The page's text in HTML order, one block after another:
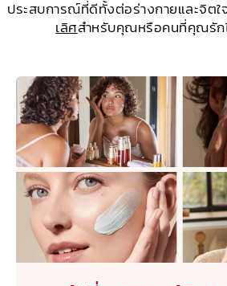
ประสบการณ์ที่ดีทั้งต่อร่างกายและจิตใ
เลิศสำหรับคุณหรือคนที่คุณรัก